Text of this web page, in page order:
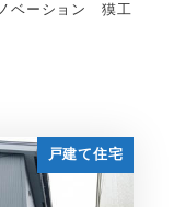
ベーション 獏工
戸建て住宅